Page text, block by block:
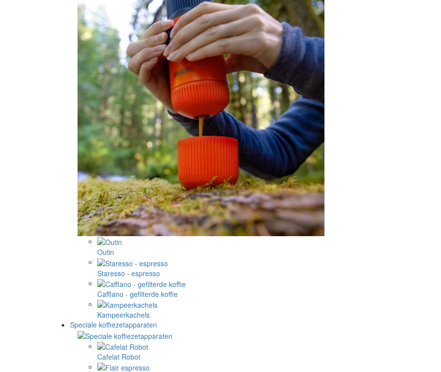
Outin
Staresso - espresso
Cafflano - gefilterde koffie
Kampeerkachels
Speciale koffiezetapparaten
Cafelat Robot